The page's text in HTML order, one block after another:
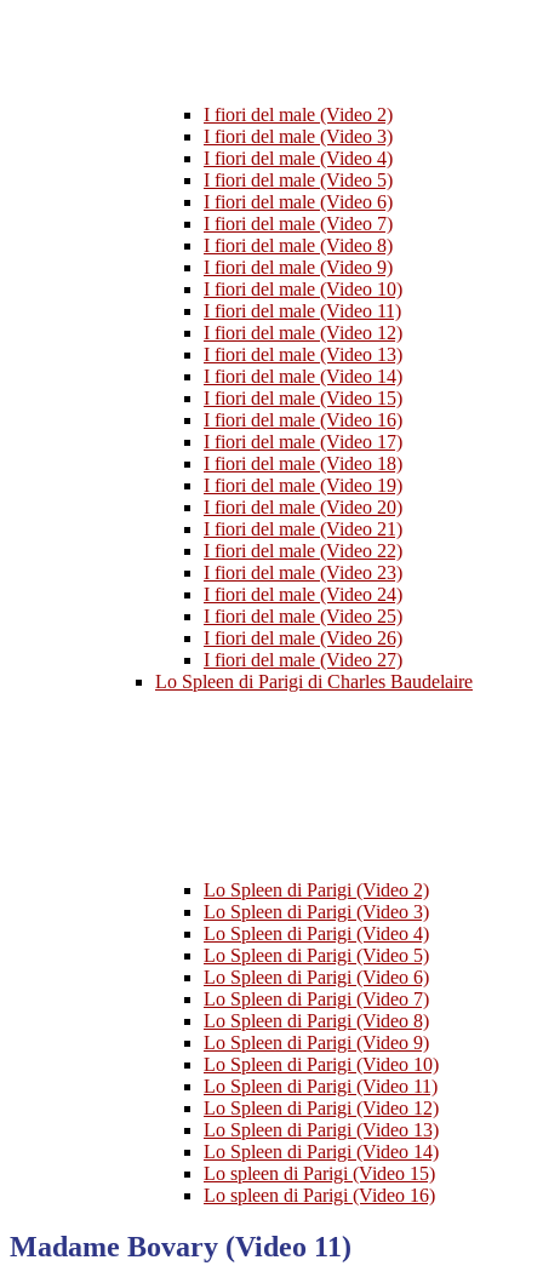
I fiori del male (Video 2)
I fiori del male (Video 3)
I fiori del male (Video 4)
I fiori del male (Video 5)
I fiori del male (Video 6)
I fiori del male (Video 7)
I fiori del male (Video 8)
I fiori del male (Video 9)
I fiori del male (Video 10)
I fiori del male (Video 11)
I fiori del male (Video 12)
I fiori del male (Video 13)
I fiori del male (Video 14)
I fiori del male (Video 15)
I fiori del male (Video 16)
I fiori del male (Video 17)
I fiori del male (Video 18)
I fiori del male (Video 19)
I fiori del male (Video 20)
I fiori del male (Video 21)
I fiori del male (Video 22)
I fiori del male (Video 23)
I fiori del male (Video 24)
I fiori del male (Video 25)
I fiori del male (Video 26)
I fiori del male (Video 27)
Lo Spleen di Parigi di Charles Baudelaire
Lo Spleen di Parigi (Video 2)
Lo Spleen di Parigi (Video 3)
Lo Spleen di Parigi (Video 4)
Lo Spleen di Parigi (Video 5)
Lo Spleen di Parigi (Video 6)
Lo Spleen di Parigi (Video 7)
Lo Spleen di Parigi (Video 8)
Lo Spleen di Parigi (Video 9)
Lo Spleen di Parigi (Video 10)
Lo Spleen di Parigi (Video 11)
Lo Spleen di Parigi (Video 12)
Lo Spleen di Parigi (Video 13)
Lo Spleen di Parigi (Video 14)
Lo spleen di Parigi (Video 15)
Lo spleen di Parigi (Video 16)
Madame Bovary (Video 11)